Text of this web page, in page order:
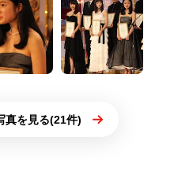
真を見る(21件)